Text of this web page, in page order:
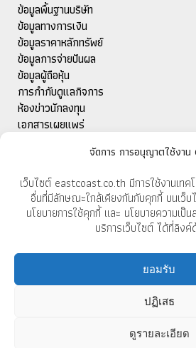
จัดการ การอนุญาตใช้งาน
เว็บไซต์ eastcoast.co.th มีการใช้งานเทค
อื่นที่มีลักษณะใกล้เคียงกันกับคุกกี้ บนเว็บ
นโยบายการใช้คุกกี้ และ นโยบายความเ
บริการเว็บไซต์ ได้ที่ลิงค์
ยอมรับ
ปฏิเสธ
ดูรายละเอียด
ข้อมูลพื้นฐานบริษัท
ข้อมูลทางการเงิน
ข้อมูลราคาหลักทรัพย์
ข้อมูลการจ่ายปันผล
ข้อมูลผู้ถือหุ้น
การกำกับดูแลกิจการ
ห้องข่าวนักลงทุน
เอกสารเผยแพร่
สำหรับการส่งออก
แคตตาล็อก
บริษัท อีสต์โคสท์เฟอร์นิเทค จำกัด (
37/9 หมู่ 10 ถนนบ้านบึง-แกลง